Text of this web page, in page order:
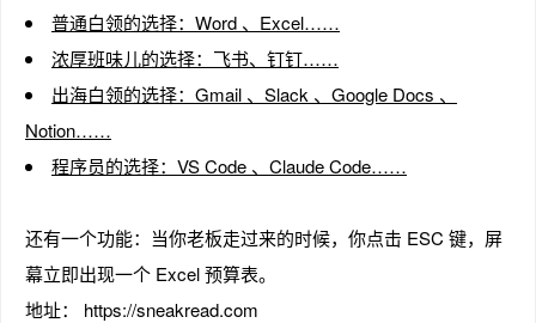
普通白领的选择：Word 、Excel……
浓厚班味儿的选择：飞书、钉钉……
出海白领的选择：Gmail 、Slack 、Google Docs 、
Notion……
程序员的选择：VS Code 、Claude Code……
还有一个功能：当你老板走过来的时候，你点击 ESC 键，屏
幕立即出现一个 Excel 预算表。
地址： https://sneakread.com